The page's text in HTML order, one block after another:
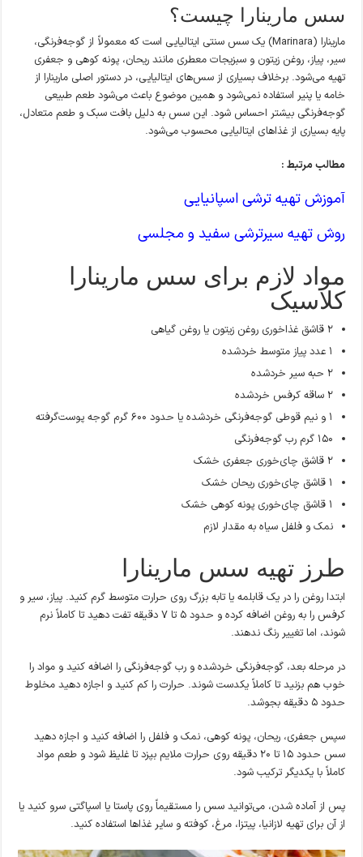
سس مارینارا چیست؟
مارینارا (Marinara) یک سس سنتی ایتالیایی است که معمولاً از گوجه‌فرنگی،
سیر، پیاز، روغن زیتون و سبزیجات معطری مانند ریحان، پونه کوهی و جعفری
تهیه می‌شود. برخلاف بسیاری از سس‌های ایتالیایی، در دستور اصلی مارینارا از
خامه یا پنیر استفاده نمی‌شود و همین موضوع باعث می‌شود طعم طبیعی
گوجه‌فرنگی بیشتر احساس شود. این سس به دلیل بافت سبک و طعم متعادل،
پایه بسیاری از غذاهای ایتالیایی محسوب می‌شود.
مطالب مرتبط :
آموزش تهیه ترشی اسپانیایی
روش تهیه سیرترشی سفید و مجلسی
مواد لازم برای سس مارینارا
کلاسیک
۲ قاشق غذاخوری روغن زیتون یا روغن گیاهی
۱ عدد پیاز متوسط خردشده
۲ حبه سیر خردشده
۲ ساقه کرفس خردشده
۱ و نیم قوطی گوجه‌فرنگی خردشده یا حدود ۶۰۰ گرم گوجه پوست‌گرفته
۱۵۰ گرم رب گوجه‌فرنگی
۲ قاشق چای‌خوری جعفری خشک
۱ قاشق چای‌خوری ریحان خشک
۱ قاشق چای‌خوری پونه کوهی خشک
نمک و فلفل سیاه به مقدار لازم
طرز تهیه سس مارینارا
ابتدا روغن را در یک قابلمه یا تابه بزرگ روی حرارت متوسط گرم کنید. پیاز، سیر و
کرفس را به روغن اضافه کرده و حدود ۵ تا ۷ دقیقه تفت دهید تا کاملاً نرم
شوند، اما تغییر رنگ ندهند.
در مرحله بعد، گوجه‌فرنگی خردشده و رب گوجه‌فرنگی را اضافه کنید و مواد را
خوب هم بزنید تا کاملاً یکدست شوند. حرارت را کم کنید و اجازه دهید مخلوط
حدود ۵ دقیقه بجوشد.
سپس جعفری، ریحان، پونه کوهی، نمک و فلفل را اضافه کنید و اجازه دهید
سس حدود ۱۵ تا ۲۰ دقیقه روی حرارت ملایم بپزد تا غلیظ شود و طعم مواد
کاملاً با یکدیگر ترکیب شود.
پس از آماده شدن، می‌توانید سس را مستقیماً روی پاستا یا اسپاگتی سرو کنید یا
از آن برای تهیه لازانیا، پیتزا، مرغ، کوفته و سایر غذاها استفاده کنید.